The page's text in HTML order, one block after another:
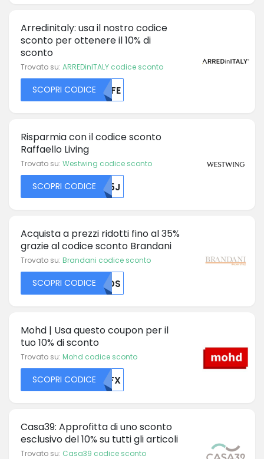
Arredinitaly: usa il nostro codice
sconto per ottenere il 10% di
sconto
Trovato su: ARREDinITALY codice sconto
SCOPRI CODICE MDFE
Risparmia con il codice sconto
Raffaello Living
Trovato su: Westwing codice sconto
SCOPRI CODICE R05J
Acquista a prezzi ridotti fino al 35%
grazie al codice sconto Brandani
Trovato su: Brandani codice sconto
SCOPRI CODICE TLDS
Mohd | Usa questo coupon per il
tuo 10% di sconto
Trovato su: Mohd codice sconto
SCOPRI CODICEMDFX
Casa39: Approfitta di uno sconto
esclusivo del 10% su tutti gli articoli
Trovato su: Casa39 codice sconto